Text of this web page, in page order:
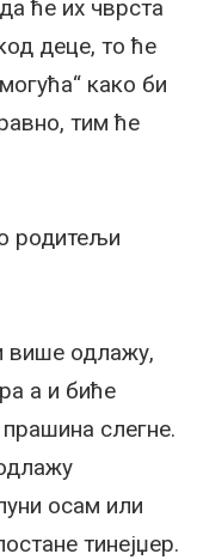
ће их чврста
деце, то ће
како би
тим ће
родитељи
више одлажу,
а и биће
слегне.
осам или
тинејџер.